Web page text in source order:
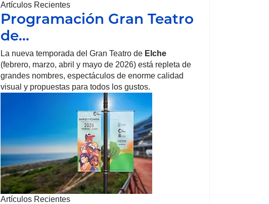
Artículos Recientes
Programación Gran Teatro
de…
La nueva temporada del Gran Teatro de Elche
(febrero, marzo, abril y mayo de 2026) está repleta de
grandes nombres, espectáculos de enorme calidad
visual y propuestas para todos los gustos.
Artículos Recientes